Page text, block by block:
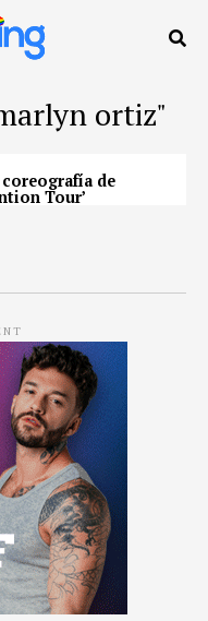
ortiz"
de
Tour’